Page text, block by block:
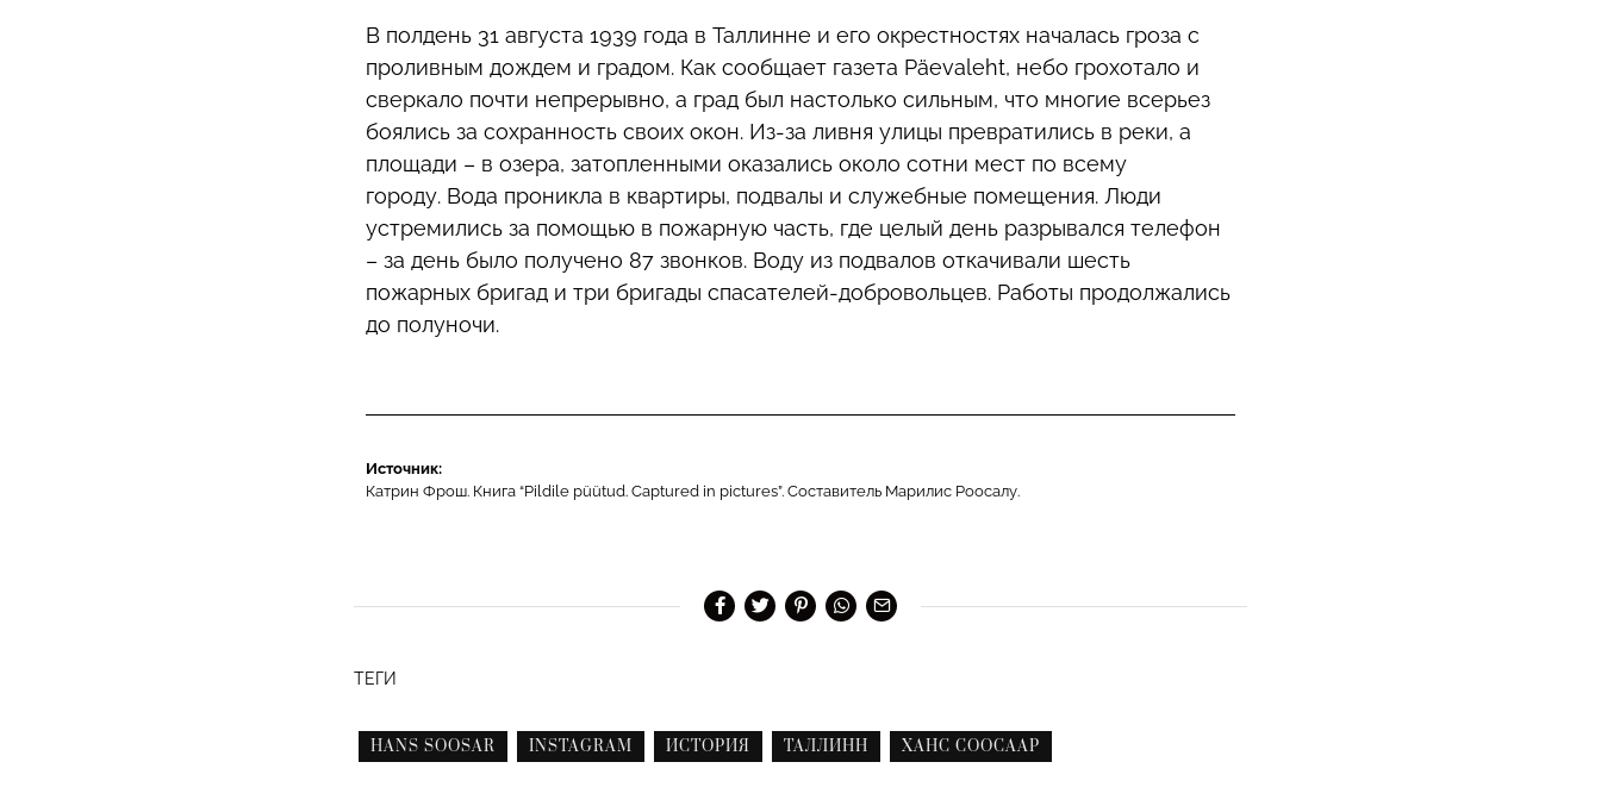
В полдень 31 августа 1939 года в Таллинне и его окрестностях началась гроза с
проливным дождем и градом. Как сообщает газета Päevaleht, небо грохотало и
сверкало почти непрерывно, а град был настолько сильным, что многие всерьез
боялись за сохранность своих окон. Из-за ливня улицы превратились в реки, а
площади – в озера, затопленными оказались около сотни мест по всему
городу. Вода проникла в квартиры, подвалы и служебные помещения. Люди
устремились за помощью в пожарную часть, где целый день разрывался телефон
– за день было получено 87 звонков. Воду из подвалов откачивали шесть
пожарных бригад и три бригады спасателей-добровольцев. Работы продолжались
до полуночи.
Источник:
Катрин Фрош. Книга “Pildile püütud. Captured in pictures”. Составитель Марилис Роосалу.
ТЕГИ
HANS SOOSAR INSTAGRAM ИСТОРИЯ ТАЛЛИНН ХАНС СООСААР